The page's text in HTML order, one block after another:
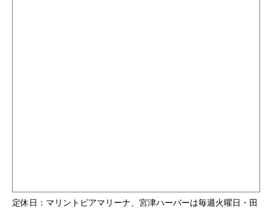
定休日：マリントピアマリーナ、宮津ハーバーは毎週火曜日・田